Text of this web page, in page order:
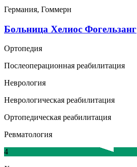
Германия, Гоммерн
Больница Хелиос Фогельзанг
Ортопедия
Послеоперационная реабилитация
Неврология
Неврологическая реабилитация
Ортопедическая реабилитация
Ревматология
4